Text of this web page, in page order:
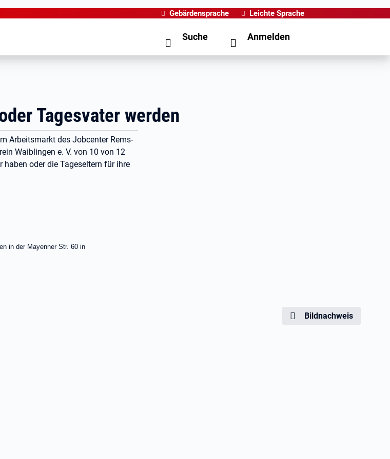
Gebärdensprache Leichte Sprache
Suche Anmelden
Tagesvater werden
Arbeitsmarkt des Jobcenter Rems-
Waiblingen e. V. von 10 von 12
haben oder die Tageseltern für ihre
in der Mayenner Str. 60 in
Bildnachweis